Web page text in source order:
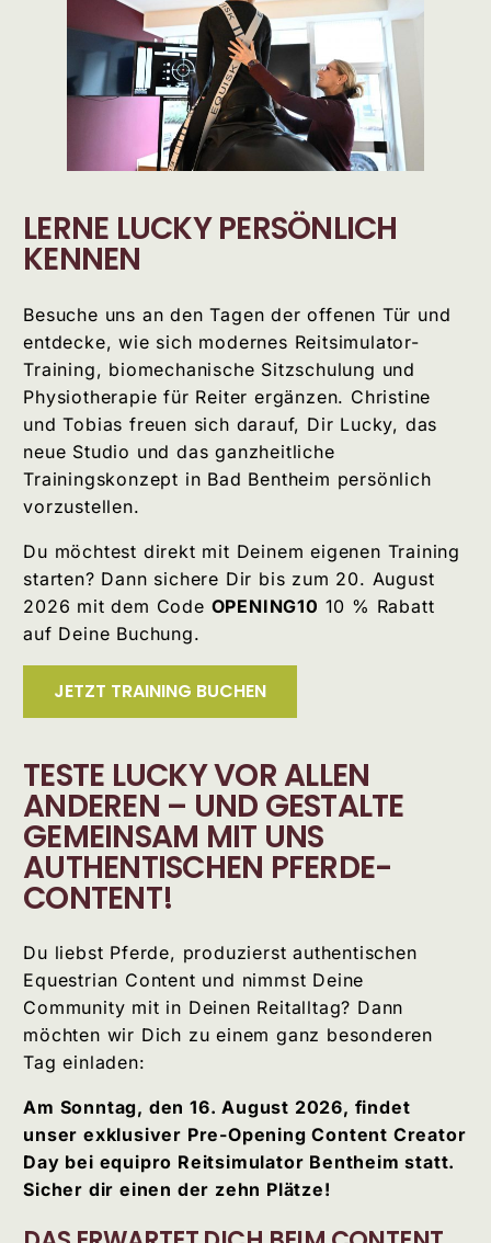
LERNE LUCKY PERSÖNLICH
KENNEN
Besuche uns an den Tagen der offenen Tür und
entdecke, wie sich modernes Reitsimulator-
Training, biomechanische Sitzschulung und
Physiotherapie für Reiter ergänzen. Christine
und Tobias freuen sich darauf, Dir Lucky, das
neue Studio und das ganzheitliche
Trainingskonzept in Bad Bentheim persönlich
vorzustellen.
Du möchtest direkt mit Deinem eigenen Training
starten? Dann sichere Dir bis zum 20. August
2026 mit dem Code OPENING10 10 % Rabatt
auf Deine Buchung.
JETZT TRAINING BUCHEN
TESTE LUCKY VOR ALLEN
ANDEREN – UND GESTALTE
GEMEINSAM MIT UNS
AUTHENTISCHEN PFERDE-
CONTENT!
Du liebst Pferde, produzierst authentischen
Equestrian Content und nimmst Deine
Community mit in Deinen Reitalltag? Dann
möchten wir Dich zu einem ganz besonderen
Tag einladen:
Am Sonntag, den 16. August 2026, findet
unser exklusiver Pre-Opening Content Creator
Day bei equipro Reitsimulator Bentheim statt.
Sicher dir einen der zehn Plätze!